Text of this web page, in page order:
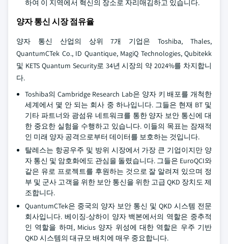
하여 이 지역에서 혁신의 장소로 자리매김하고 있습니다.
양자 통신 시장 점유율
양자 통신 산업의 상위 7개 기업은 Toshiba, Thales,
QuantumCTek Co., ID Quantique, MagiQ Technologies, Qubitekk
및 KETS Quantum Security로 34년 시장의 약 2024%를 차지합니
다.
Toshiba의 Cambridge Research Lab은 양자 키 배포를 개척한
세계에서 몇 안 되는 회사 중 하나입니다. 그들은 현재 BT 및
기타 파트너와 광섬유 네트워크를 통한 양자 보안 통신에 대
한 중요한 실험을 수행하고 있습니다. 이들의 목표는 잠재적
인 미래 양자 공격으로부터 데이터를 보호하는 것입니다.
탈레스는 항공우주 및 방위 시장에서 가장 큰 기업이지만 양
자 통신 및 암호화에도 관심을 돌렸습니다. 그들은 EuroQCI와
같은 유로 프로젝트를 후원하는 것으로 잘 알려져 있으며 정
부 및 군사 고객을 위한 보안 통신을 위한 고급 QKD 장치도 제
조합니다.
QuantumCTek은 중국의 양자 보안 통신 및 QKD 시스템 전문
회사입니다. 베이징-상하이 양자 백본에서의 역할은 중추적
인 역할을 하며, Micius 양자 위성에 대한 역할은 우주 기반
QKD 시스템의 대규모 배치에 매우 중요합니다.